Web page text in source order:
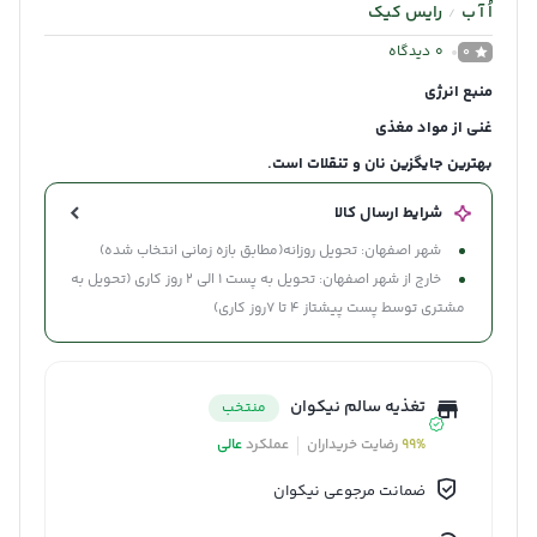
اُ آ ب / رایس کیک
0
0 دیدگاه
منبع انرژی
غنی از مواد مغذی
بهترین جایگزین نان و تنقلات است.
شرایط ارسال کالا
شهر اصفهان: تحویل روزانه(مطابق بازه زمانی انتخاب شده)
خارج از شهر اصفهان: تحویل به پست 1 الی 2 روز کاری (تحویل به
مشتری توسط پست پیشتاز 4 تا 7روز کاری)
تغذیه سالم نیکوان
منتخب
99%رضایت خریداران عملکردعالی
ضمانت مرجوعی نیکوان